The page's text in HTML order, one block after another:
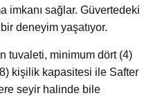
imkanı sağlar. Güvertedeki
deneyim yaşatıyor.
tuvaleti, minimum dört (4)
kişilik kapasitesi ile Safter
seyir halinde bile